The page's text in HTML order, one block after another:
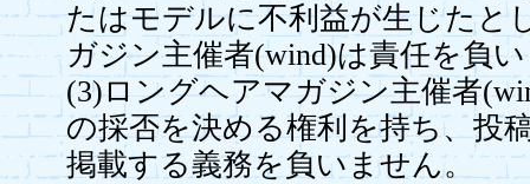
たはモデルに不利益が生じたと
ガジン主催者(wind)は責任を負
(3)ロングヘアマガジン主催者
の採否を決める権利を持ち、投
掲載する義務を負いません。